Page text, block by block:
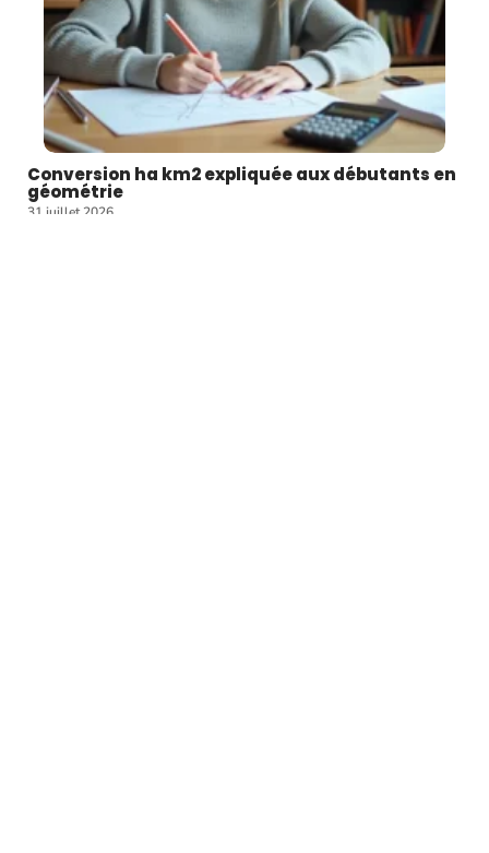
Conversion ha km2 expliquée aux débutants en
géométrie
31 juillet 2026